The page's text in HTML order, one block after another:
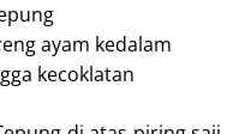
ayam kedalam
kecoklatan